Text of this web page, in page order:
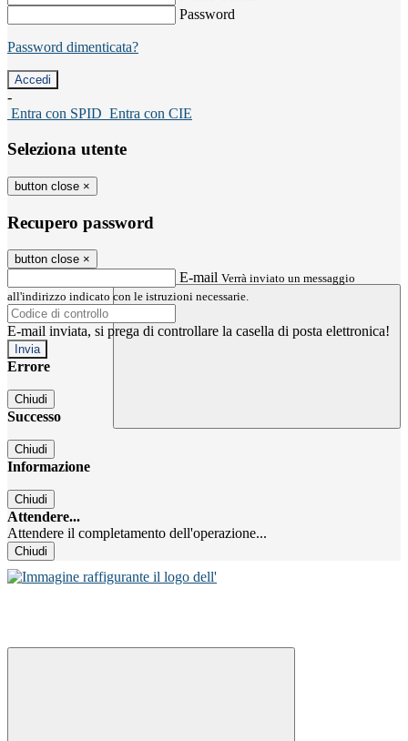
Password
Password dimenticata?
-
Entra con SPID Entra con CIE
Seleziona utente
button close ×
Recupero password
button close ×
E-mail Verrà inviato un messaggio
all'indirizzo indicato con le istruzioni necessarie.
E-mail inviata, si prega di controllare la casella di posta elettronica!
Errore
Chiudi
Successo
Chiudi
Informazione
Chiudi
Attendere...
Attendere il completamento dell'operazione...
Chiudi